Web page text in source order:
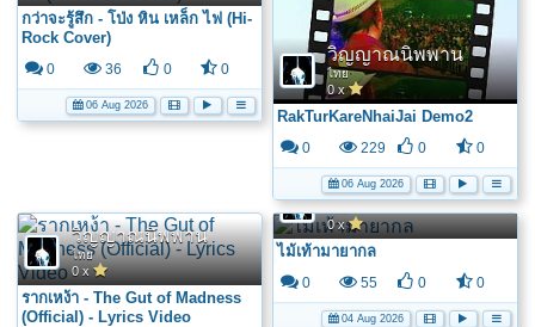
กว่าจะรู้สึก - โป่ง หิน เหล็ก ไฟ (Hi-
Rock Cover)
0 36 0 0
06 Aug 2026
วิญญาณนิพพาน
ไทย
0 x
RakTurKareNhaiJai Demo2
0 229 0 0
06 Aug 2026
วิญญาณนิพพาน
ไทย
0 x
รากเหง้า - The Gut of Madness
(Official) - Lyrics Video
วิญญาณนิพพาน
0 x
ไม้เท้ามายากล
0 55 0 0
04 Aug 2026